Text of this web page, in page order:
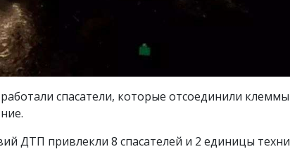
спасатели, которые отсоединили
ДТП привлекли 8 спасателей и 2 единицы